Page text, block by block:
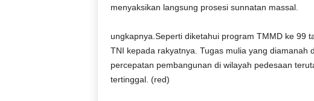
menyaksikan langsung prosesi sunnatan massal.
ungkapnya.Seperti diketahui program TMMD ke 99
TNI kepada rakyatnya. Tugas mulia yang diamanah
percepatan pembangunan di wilayah pedesaan
tertinggal. (red)